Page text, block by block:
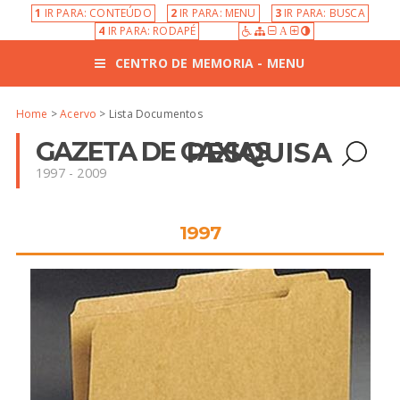
1 IR PARA: CONTEÚDO 2 IR PARA: MENU 3 IR PARA: BUSCA
4 IR PARA: RODAPÉ A
CENTRO DE MEMORIA - MENU
Home >Acervo > Lista Documentos
GAZETA DE CAXIAS
1997 - 2009
PESQUISA
1997